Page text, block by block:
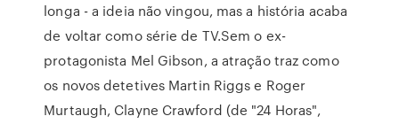
longa - a ideia não vingou, mas a história acaba
de voltar como série de TV.Sem o ex-
protagonista Mel Gibson, a atração traz como
os novos detetives Martin Riggs e Roger
Murtaugh, Clayne Crawford (de "24 Horas",